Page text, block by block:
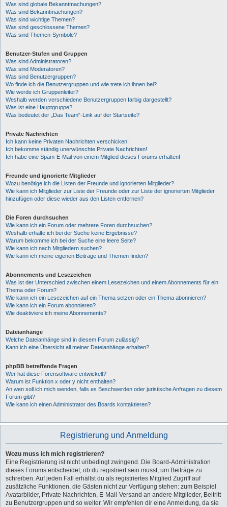
Was sind globale Bekanntmachungen?
Was sind Bekanntmachungen?
Was sind wichtige Themen?
Was sind geschlossene Themen?
Was sind Themen-Symbole?
Benutzer-Stufen und Gruppen
Was sind Administratoren?
Was sind Moderatoren?
Was sind Benutzergruppen?
Wo finde ich die Benutzergruppen und wie trete ich ihnen bei?
Wie werde ich Gruppenleiter?
Weshalb werden verschiedene Benutzergruppen farbig dargestellt?
Was ist eine Hauptgruppe?
Was bedeutet der „Das Team“-Link auf der Startseite?
Private Nachrichten
Ich kann keine Privaten Nachrichten verschicken!
Ich bekomme ständig unerwünschte Private Nachrichten!
Ich habe eine Spam-E-Mail von einem Mitglied dieses Forums erhalten!
Freunde und ignorierte Mitglieder
Wozu benötige ich die Listen der Freunde und ignorierten Mitglieder?
Wie kann ich Mitglieder zur Liste der Freunde oder zur Liste der ignorierten Mitglieder
hinzufügen oder diese wieder aus den Listen entfernen?
Die Foren durchsuchen
Wie kann ich ein Forum oder mehrere Foren durchsuchen?
Weshalb erhalte ich bei der Suche keine Ergebnisse?
Warum bekomme ich bei der Suche eine leere Seite?
Wie kann ich nach Mitgliedern suchen?
Wie kann ich meine eigenen Beiträge und Themen finden?
Abonnements und Lesezeichen
Was ist der Unterschied zwischen einem Lesezeichen und einem Abonnements für ein
Thema oder Forum?
Wie kann ich ein Lesezeichen auf ein Thema setzen oder ein Thema abonnieren?
Wie kann ich ein Forum abonnieren?
Wie deaktiviere ich meine Abonnements?
Dateianhänge
Welche Dateianhänge sind in diesem Forum zulässig?
Kann ich eine Übersicht all meiner Dateianhänge erhalten?
phpBB betreffende Fragen
Wer hat diese Forensoftware entwickelt?
Warum ist Funktion x oder y nicht enthalten?
An wen soll ich mich wenden, falls es Beschwerden oder juristische Anfragen zu diesem
Forum gibt?
Wie kann ich einen Administrator des Boards kontaktieren?
Registrierung und Anmeldung
Wozu muss ich mich registrieren?
Eine Registrierung ist nicht unbedingt zwingend. Die Board-Administration
dieses Forums entscheidet, ob du registriert sein musst, um Beiträge zu
schreiben. Auf jeden Fall erhältst du als registriertes Mitglied Zugriff auf
zusätzliche Funktionen, die Gästen nicht zur Verfügung stehen: zum Beispiel
Avatarbilder, Private Nachrichten, E-Mail-Versand an andere Mitglieder, Beitritt
zu Benutzergruppen und so weiter. Wir empfehlen dir eine Anmeldung, da sie